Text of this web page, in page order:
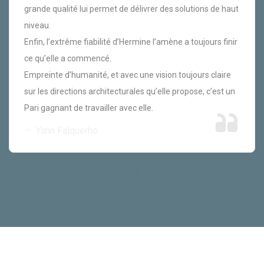
grande qualité lui permet de délivrer des solutions de haut
niveau.
Enfin, l’extrême fiabilité d’Hermine l’amène a toujours finir
ce qu’elle a commencé.
Empreinte d’humanité, et avec une vision toujours claire
sur les directions architecturales qu’elle propose, c’est un
Pari gagnant de travailler avec elle.